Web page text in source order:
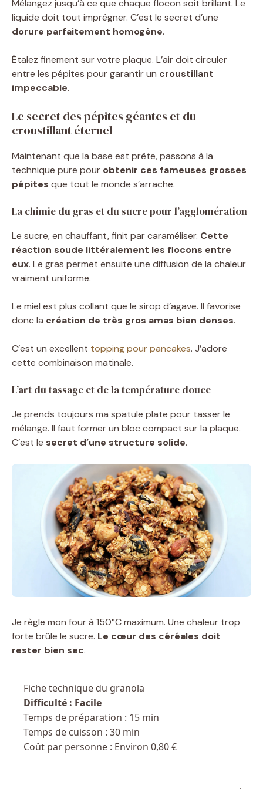
Mélangez jusqu’à ce que chaque flocon soit brillant. Le
liquide doit tout imprégner. C’est le secret d’une
dorure parfaitement homogène.
Étalez finement sur votre plaque. L’air doit circuler
entre les pépites pour garantir un croustillant
impeccable.
Le secret des pépites géantes et du
croustillant éternel
Maintenant que la base est prête, passons à la
technique pure pour obtenir ces fameuses grosses
pépites que tout le monde s’arrache.
La chimie du gras et du sucre pour l’agglomération
Le sucre, en chauffant, finit par caraméliser. Cette
réaction soude littéralement les flocons entre
eux. Le gras permet ensuite une diffusion de la chaleur
vraiment uniforme.
Le miel est plus collant que le sirop d’agave. Il favorise
donc la création de très gros amas bien denses.
C’est un excellent topping pour pancakes. J’adore
cette combinaison matinale.
L’art du tassage et de la température douce
Je prends toujours ma spatule plate pour tasser le
mélange. Il faut former un bloc compact sur la plaque.
C’est le secret d’une structure solide.
Je règle mon four à 150°C maximum. Une chaleur trop
forte brûle le sucre. Le cœur des céréales doit
rester bien sec.
Fiche technique du granola
Difficulté : Facile
Temps de préparation : 15 min
Temps de cuisson : 30 min
Coût par personne : Environ 0,80 €